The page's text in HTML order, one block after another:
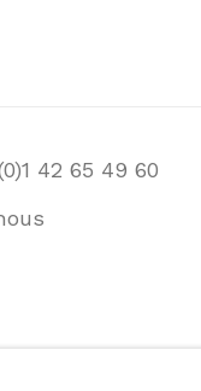
42 65 49 60